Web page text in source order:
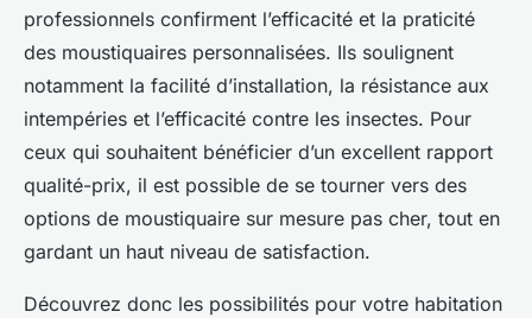
professionnels confirment l’efficacité et la praticité
des moustiquaires personnalisées. Ils soulignent
notamment la facilité d’installation, la résistance aux
intempéries et l’efficacité contre les insectes. Pour
ceux qui souhaitent bénéficier d’un excellent rapport
qualité-prix, il est possible de se tourner vers des
options de moustiquaire sur mesure pas cher, tout en
gardant un haut niveau de satisfaction.
Découvrez donc les possibilités pour votre habitation